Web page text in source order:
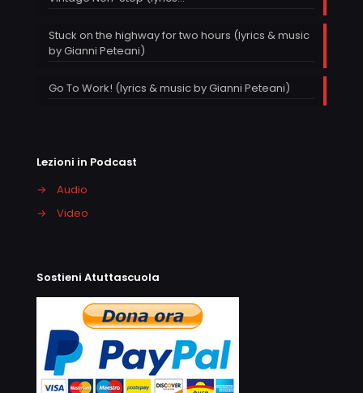
Stuck on the highway for two hours (lyrics & music
by Gianni Peteani)
Go To Work! (lyrics & music by Gianni Peteani)
Lezioni in Podcast
→
Audio
→
Video
Sostieni Atuttascuola